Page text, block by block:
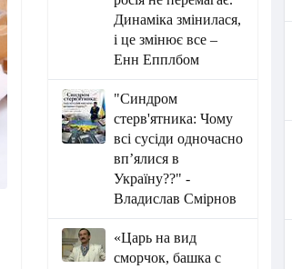
Динаміка змінилася,
і це змінює все –
Енн Епплбом
"Синдром
стерв'ятника: Чому
всі сусіди одночасно
вп’ялися в
Україну??" -
Владислав Смірнов
«Царь на вид
сморчок, башка с